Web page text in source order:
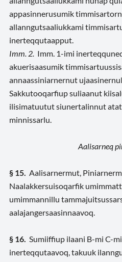
appasinnerusumik
allanngutsaaliukkami
inerteqqutaapput.
Imm. 2. Imm. 1-imi
akuerisaasumik
annaassiniarnernut
Sakkutooqarfiup suliaanut
ilisimatuutut siunertalinnut
minnissarlu.
Aalisarneq
§ 15. Aalisarnermut,
Naalakkersuisoqarfik
umimmannillu
aalajangersaasinnaavoq.
§ 16. Sumiiffiup ilaani B-mi C-
inerteqqutaavoq, takuuk